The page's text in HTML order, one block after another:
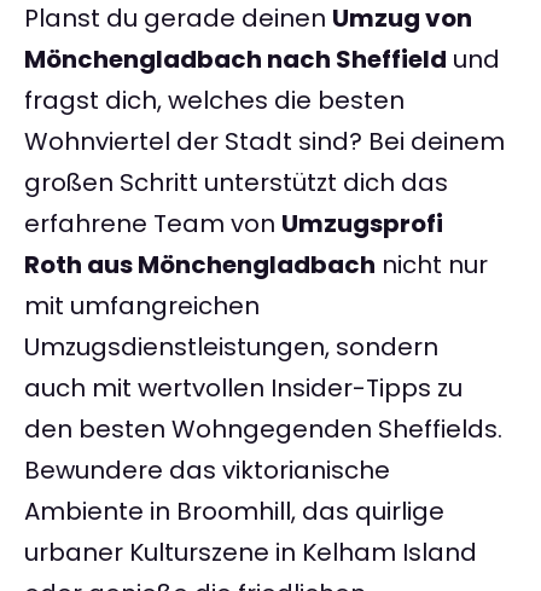
Planst du gerade deinen Umzug von
Mönchengladbach nach Sheffield und
fragst dich, welches die besten
Wohnviertel der Stadt sind? Bei deinem
großen Schritt unterstützt dich das
erfahrene Team von Umzugsprofi
Roth aus Mönchengladbach nicht nur
mit umfangreichen
Umzugsdienstleistungen, sondern
auch mit wertvollen Insider-Tipps zu
den besten Wohngegenden Sheffields.
Bewundere das viktorianische
Ambiente in Broomhill, das quirlige
urbaner Kulturszene in Kelham Island